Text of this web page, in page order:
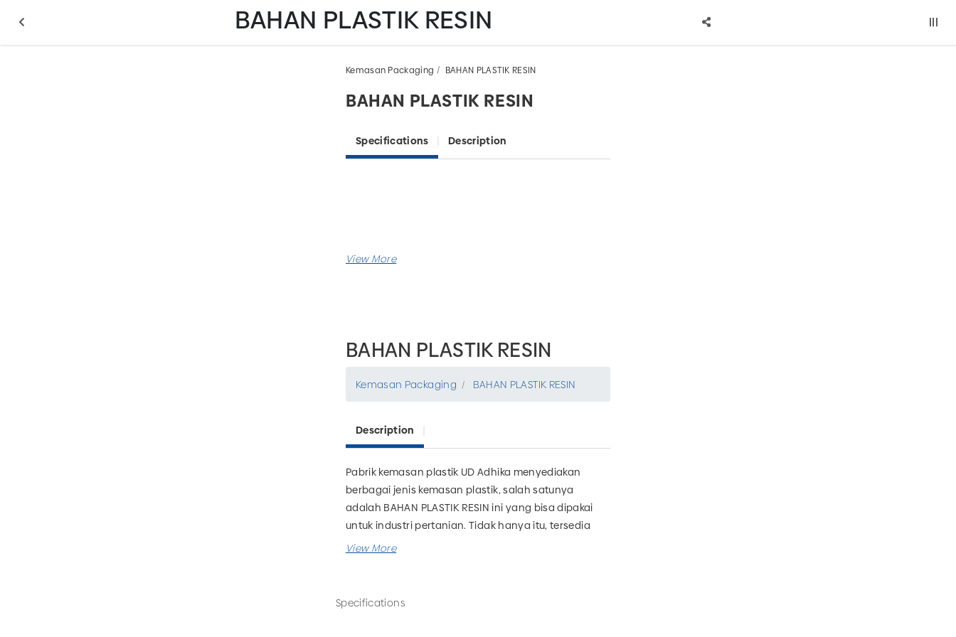
BAHAN PLASTIK RESIN
Kemasan Packaging BAHAN PLASTIK RESIN
BAHAN PLASTIK RESIN
Specifications Description
BAHAN PLASTIK RESIN
Kemasan Packaging BAHAN PLASTIK RESIN
Description
Pabrik kemasan plastik UD Adhika menyediakan
berbagai jenis kemasan plastik, salah satunya
adalah BAHAN PLASTIK RESIN ini yang bisa dipakai
untuk industri pertanian. Tidak hanya itu, tersedia
juga botol pupuk, kemasan alumunium, galon, botol
bisnis Anda. Tunggu apa lagi? Segera hubungi UD
Specifications